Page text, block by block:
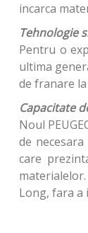
incarca
Tehnologie
Pentru o
ultima
de franare
Capacitate
Noul
de
care
Long, fara a